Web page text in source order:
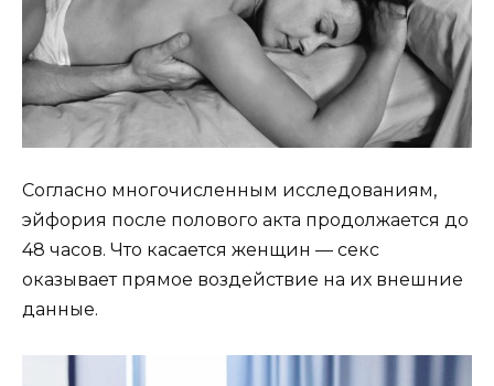
Согласно многочисленным исследованиям,
эйфория после полового акта продолжается до
48 часов. Что касается женщин — секс
оказывает прямое воздействие на их внешние
данные.